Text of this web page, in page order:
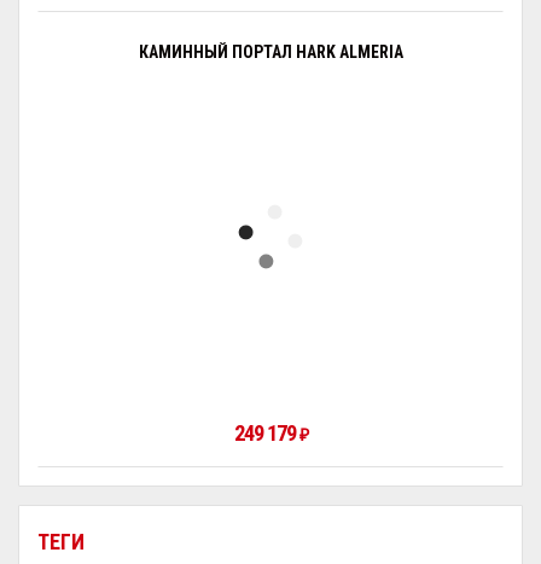
ТЕГИ
КАМИННЫЙ ПОРТАЛ HARK ALMERIA
249 179₽